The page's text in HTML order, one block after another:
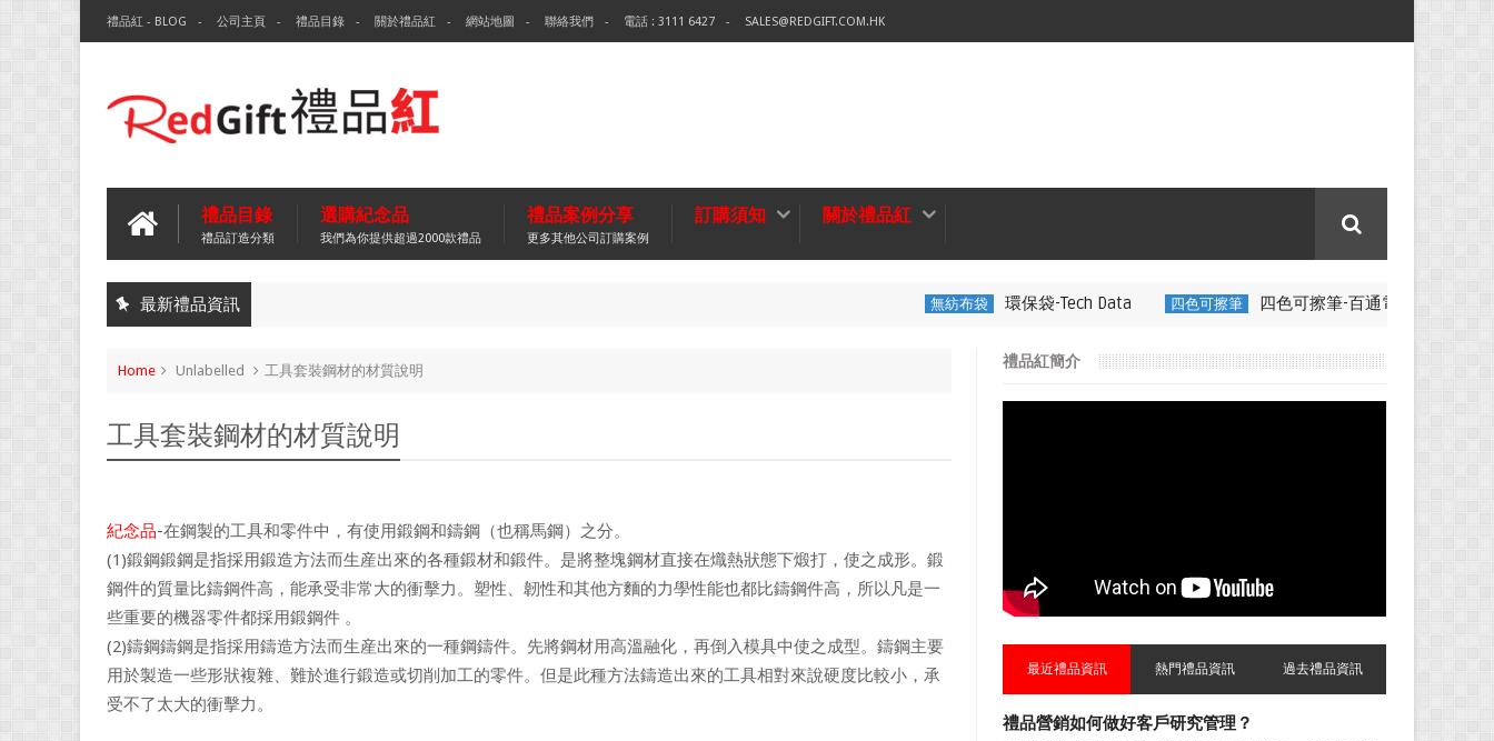
禮品紅 - BLOG 公司主頁 禮品目錄 關於禮品紅 網站地圖 聯絡我們 電話 : 3111 6427 SALES@REDGIFT.COM.HK
禮品目錄
禮品訂造分類
選購紀念品
我們為你提供超過2000款禮品
禮品案例分享
更多其他公司訂購案例
訂購須知 關於禮品紅
最新禮品資訊 環保袋-Tech Data 四色可擦筆 四色可擦筆-百通電纜 350ML 折疊矽膠咖啡杯
Home Unlabelled 工具套裝鋼材的材質說明
工具套裝鋼材的材質說明
紀念品-在鋼製的工具和零件中，有使用鍛鋼和鑄鋼（也稱馬鋼）之分。
(1)鍛鋼鍛鋼是指採用鍛造方法而生産出來的各種鍛材和鍛件。是將整塊鋼材直接在熾熱狀態下煅打，使之成形。鍛
鋼件的質量比鑄鋼件高，能承受非常大的衝擊力。塑性、韌性和其他方麵的力學性能也都比鑄鋼件高，所以凡是一
些重要的機器零件都採用鍛鋼件 。
(2)鑄鋼鑄鋼是指採用鑄造方法而生産出來的一種鋼鑄件。先將鋼材用高溫融化，再倒入模具中使之成型。鑄鋼主要
用於製造一些形狀複雜、難於進行鍛造或切削加工的零件。但是此種方法鑄造出來的工具相對來說硬度比較小，承
受不了太大的衝擊力。
禮品紅簡介
最近禮品資訊 熱門禮品資訊 過去禮品資訊
禮品營銷如何做好客戶研究管理？